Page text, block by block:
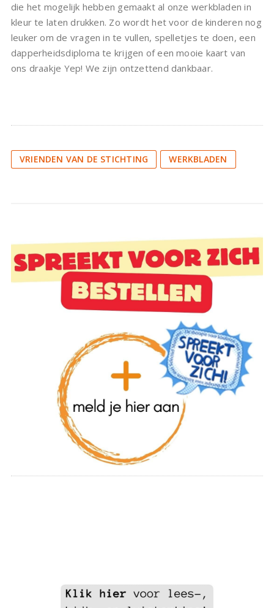
die het mogelijk hebben gemaakt al onze werkbladen in
kleur te laten drukken. Zo wordt het voor de kinderen nog
leuker om de vragen in te vullen, spelletjes te doen, een
dapperheidsdiploma te krijgen of een mooie kaart van
ons draakje Yep! We zijn ontzettend dankbaar.
VRIENDEN VAN DE STICHTING WERKBLADEN